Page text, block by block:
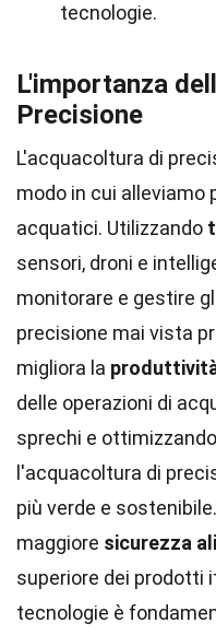
tecnologie.
L'importanza
Precisione
L'acquacoltura di
modo in cui alleviamo
acquatici. Utilizzando
sensori, droni e
monitorare e gestire
precisione mai vista
migliora la
delle operazioni di
sprechi e
l'acquacoltura di
più verde e
maggiore sicurezza
superiore dei prodotti
tecnologie è